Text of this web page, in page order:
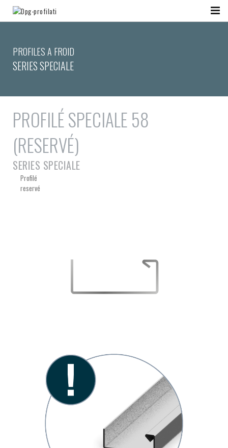
PROFILES A FROID
SERIES SPECIALE
PROFILÉ SPECIALE 58
(RESERVÉ)
SERIES SPECIALE
Profilé
reservé